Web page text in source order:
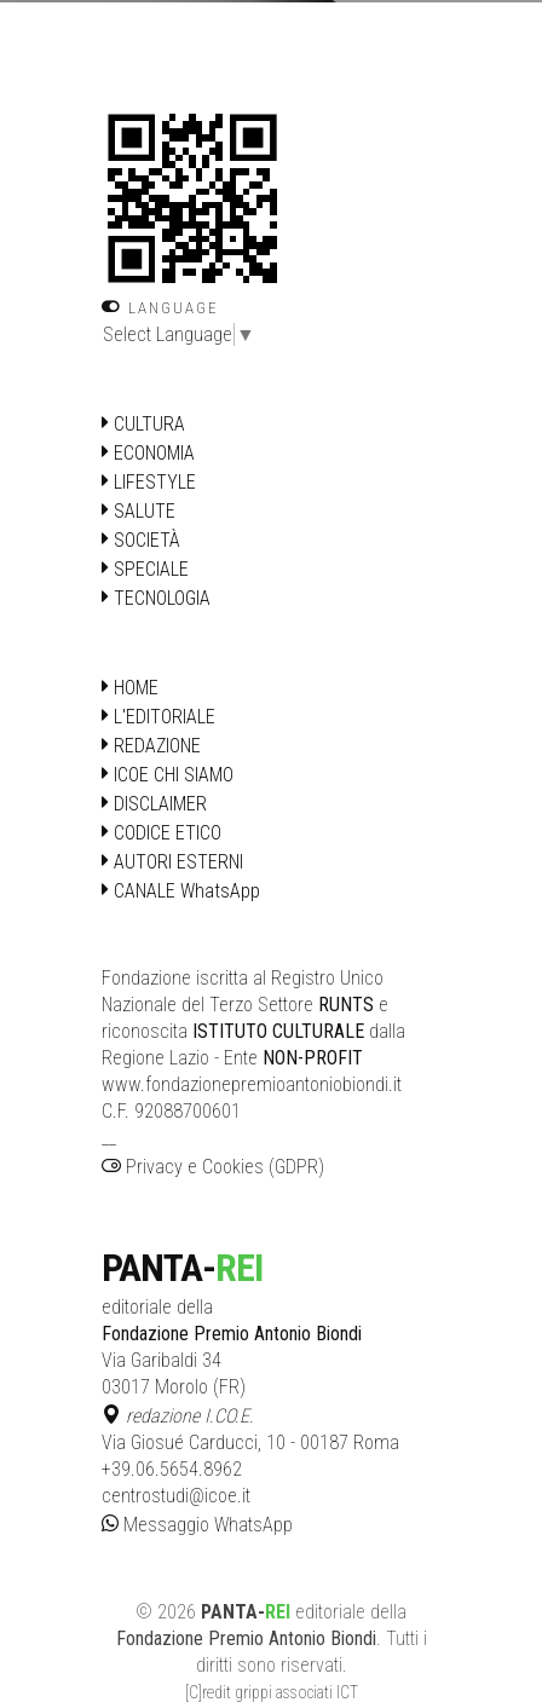
LANGUAGE
Select Language ▼
CULTURA
ECONOMIA
LIFESTYLE
SALUTE
SOCIETÀ
SPECIALE
TECNOLOGIA
HOME
L'EDITORIALE
REDAZIONE
ICOE CHI SIAMO
DISCLAIMER
CODICE ETICO
AUTORI ESTERNI
CANALE WhatsApp
Fondazione iscritta al Registro Unico
Nazionale del Terzo Settore RUNTS e
riconoscita ISTITUTO CULTURALE dalla
Regione Lazio - Ente NON-PROFIT
www.fondazionepremioantoniobiondi.it
C.F. 92088700601
Privacy e Cookies (GDPR)
PANTA-REI
editoriale della
Fondazione Premio Antonio Biondi
Via Garibaldi 34
03017 Morolo (FR)
redazione I.CO.E.
Via Giosué Carducci, 10 - 00187 Roma
+39.06.5654.8962
centrostudi@icoe.it
Messaggio WhatsApp
© 2026 PANTA-REI editoriale della
Fondazione Premio Antonio Biondi . Tutti i
diritti sono riservati.
[C]redit grippi associati ICT